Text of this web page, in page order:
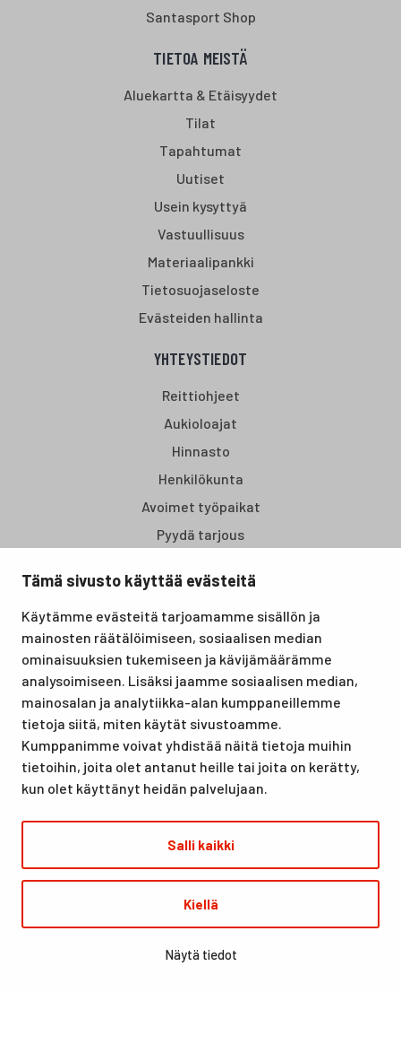
Tämä sivusto käyttää evästeitä
Käytämme evästeitä tarjoamamme sisällön ja
mainosten räätälöimiseen, sosiaalisen median
ominaisuuksien tukemiseen ja kävijämäärämme
analysoimiseen. Lisäksi jaamme sosiaalisen median,
mainosalan ja analytiikka-alan kumppaneillemme
tietoja siitä, miten käytät sivustoamme.
Kumppanimme voivat yhdistää näitä tietoja muihin
tietoihin, joita olet antanut heille tai joita on kerätty,
kun olet käyttänyt heidän palvelujaan.
Salli kaikki
Kiellä
Näytä tiedot
Santasport Shop
TIETOA MEISTÄ
Aluekartta & Etäisyydet
Tilat
Tapahtumat
Uutiset
Usein kysyttyä
Vastuullisuus
Materiaalipankki
Tietosuojaseloste
Evästeiden hallinta
YHTEYSTIEDOT
Reittiohjeet
Aukioloajat
Hinnasto
Henkilökunta
Avoimet työpaikat
Pyydä tarjous
koulutus- ja vapaa-ajan keskus, joka tarjoaa puitteet niin
lomille, harrastuksille kuin kansainvälisen tason
urheilutapahtumillekin. Santasport on myös virallinen
olympiavalmennuskeskus lumi- ja jääurheilulajeissa sekä
taitovalmennuksessa.
© Santasport